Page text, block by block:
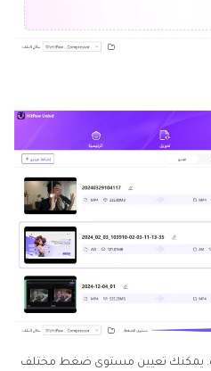
يمكنك تعيين مستوى ضغط مختلف